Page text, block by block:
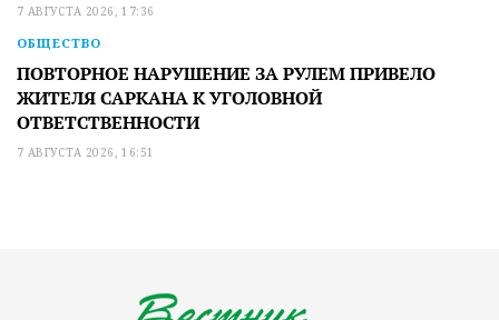
7 АВГУСТА 2026, 17:36
ОБЩЕСТВО
ПОВТОРНОЕ НАРУШЕНИЕ ЗА РУЛЕМ ПРИВЕЛО
ЖИТЕЛЯ САРКАНА К УГОЛОВНОЙ
ОТВЕТСТВЕННОСТИ
7 АВГУСТА 2026, 16:51